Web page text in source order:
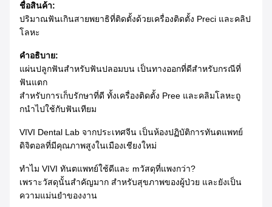
ชื่อสินค้า:
ปริมาณฟันเกินสายพยาธิที่ติดตั้งด้วยเครื่องติดตั้ง Preci และคลิป
โลหะ
คําอธิบาย:
แผ่นปลูกฟันสําหรับฟันปลอมบน เป็นทางออกที่ดีสําหรับกรณีที่
ฟันแตก
สําหรับการเก็บรักษาที่ดี ทั้งเครื่องติดตั้ง Pree และคลิมโลหะถู
กนําไปใช้กับฟันเทียม
VIVI Dental Lab จากประเทศจีน เป็นห้องปฏิบัติการทันตแพทย์
ดิจิตอลที่มีคุณภาพสูงในเมืองเชียงใหม่
ทําไม VIVI ทันตแพทย์ใช้ดีและ mวัสดุที่แพงกว่า?
เพราะวัสดุนั้นสําคัญมาก สําหรับสุขภาพของผู้ป่วย และยังเป็น
ความแม่นยําของงาน